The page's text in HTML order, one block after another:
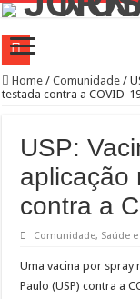
Campanha de
Pedal de Ativação da
2º Festival Nordeste in
2ª Reunião Ordinária do
12 plataformas de apoio
Home / Comunidade /
testada contra a COVID-
USP:
aplicação
contra a
Comunidade, Saúde
Uma vacina por spray
Paulo (USP) contra a